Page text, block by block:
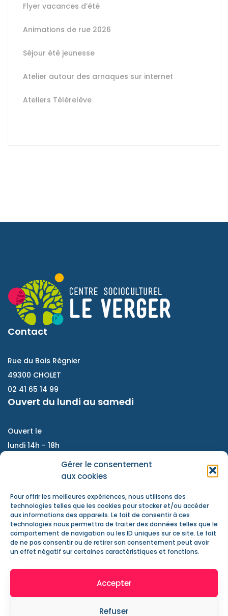
Gérer le consentement
aux cookies
Pour offrir les meilleures expériences, nous utilisons des
technologies telles que les cookies pour stocker et/ou accéder
aux informations des appareils. Le fait de consentir à ces
technologies nous permettra de traiter des données telles que le
comportement de navigation ou les ID uniques sur ce site. Le fait
de ne pas consentir ou de retirer son consentement peut avoir
un effet négatif sur certaines caractéristiques et fonctions.
Accepter
Refuser
Flyer vacances d’été
Animations de rue 2026
Séjour été jeunesse
Atelier autour des arnaques sur internet
Ateliers Télérelève
Contact
Rue du Bois Régnier
49300 CHOLET
02 41 65 14 99
Ouvert du lundi au samedi
Ouvert le
lundi 14h - 18h
Du mardi au vendredi :
9h - 12h / 14h- 18h
d'échanges, information jeunesse
Nous contacter
Actualités
Mentions Légales